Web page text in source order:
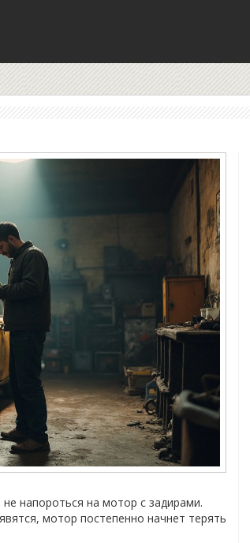
напороться на мотор с задирами.
мотор постепенно начнет терять